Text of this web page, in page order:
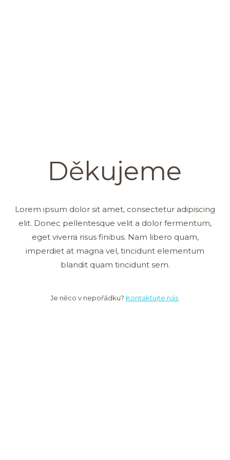
Děkujeme
Lorem ipsum dolor sit amet, consectetur adipiscing
elit. Donec pellentesque velit a dolor fermentum,
eget viverra risus finibus. Nam libero quam,
imperdiet at magna vel, tincidunt elementum
blandit quam tincidunt sem.
Je něco v nepořádku? Kontaktujte nás